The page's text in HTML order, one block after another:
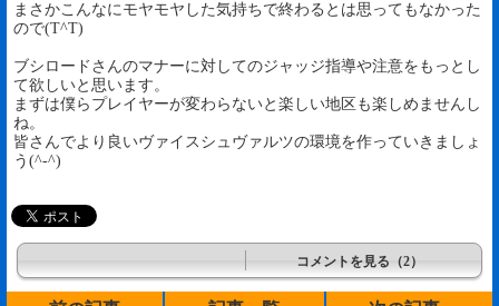
まさかこんなにモヤモヤした気持ちで終わるとは思ってもなかった
ので(T^T)
ブシロードさんのマナーに対してのジャッジ指導や注意をもっとし
て欲しいと思います。
まずは僕らプレイヤーが変わらないと楽しい地区も楽しめませんし
ね。
皆さんでより良いヴァイスシュヴァルツの環境を作っていきましょ
う(^-^)
コメントを見る（2）